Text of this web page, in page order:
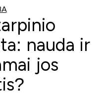
nauda ir
jos